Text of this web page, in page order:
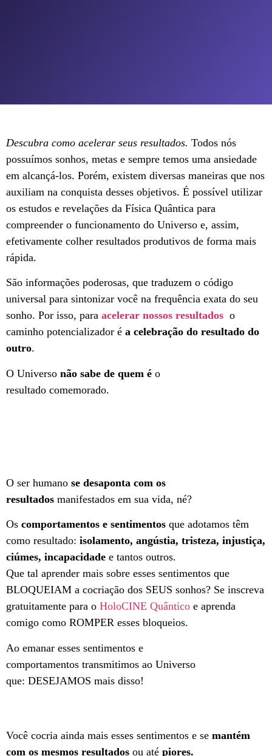
Descubra como acelerar seus resultados. Todos nós
possuímos sonhos, metas e sempre temos uma ansiedade
em alcançá-los. Porém, existem diversas maneiras que nos
auxiliam na conquista desses objetivos. É possível utilizar
os estudos e revelações da Física Quântica para
compreender o funcionamento do Universo e, assim,
efetivamente colher resultados produtivos de forma mais
rápida.
São informações poderosas, que traduzem o código
universal para sintonizar você na frequência exata do seu
sonho. Por isso, para acelerar nossos resultados o
caminho potencializador é a celebração do resultado do
outro.
O Universo não sabe de quem é o
resultado comemorado.
O ser humano se desaponta com os
resultados manifestados em sua vida, né?
Os comportamentos e sentimentos que adotamos têm
como resultado: isolamento, angústia, tristeza, injustiça,
ciúmes, incapacidade e tantos outros.
Que tal aprender mais sobre esses sentimentos que
BLOQUEIAM a cocriação dos SEUS sonhos? Se inscreva
gratuitamente para o HoloCINE Quântico e aprenda
comigo como ROMPER esses bloqueios.
Ao emanar esses sentimentos e
comportamentos transmitimos ao Universo
que: DESEJAMOS mais disso!
Você cocria ainda mais esses sentimentos e se mantém
com os mesmos resultados ou até piores.